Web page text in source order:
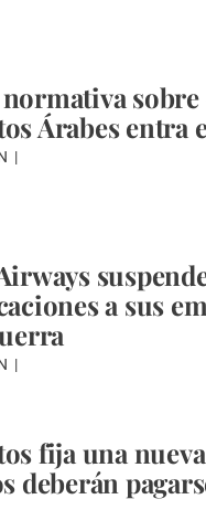
Árabes entra
a sus
fija una
deberán